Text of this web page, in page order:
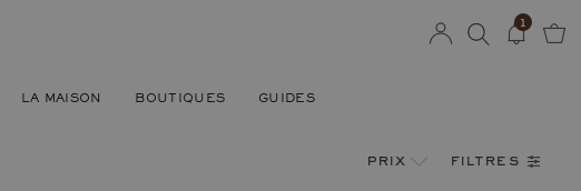
LA MAISON BOUTIQUES GUIDES
1
prix filtres